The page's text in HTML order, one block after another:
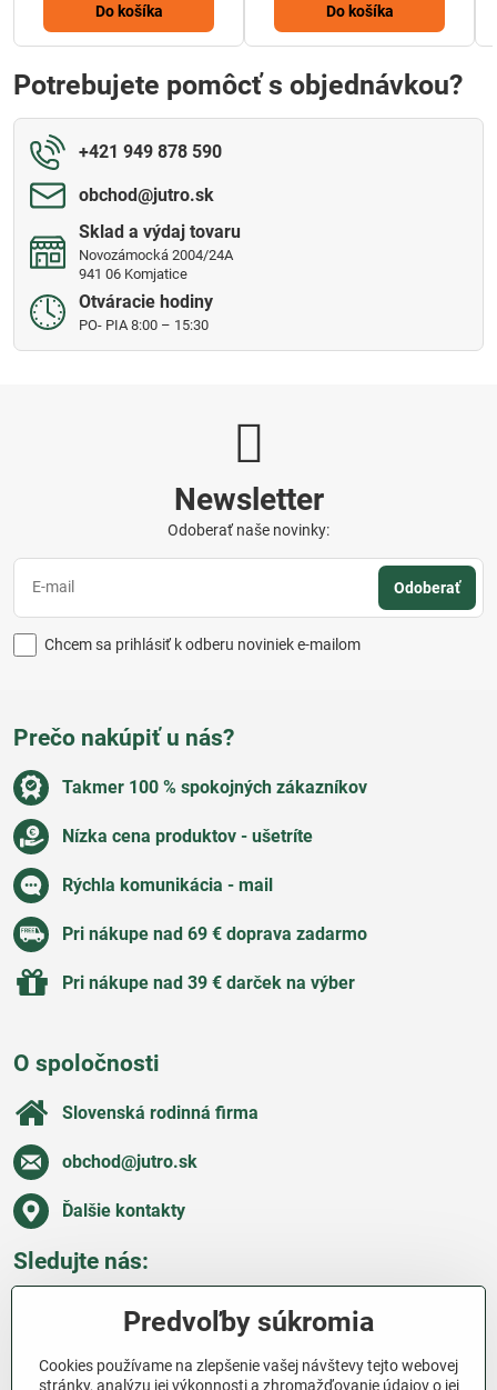
Do košíka Do košíka
Potrebujete pomôcť s objednávkou?
+421 949 878 590
obchod​@jutro​.sk
Sklad a výdaj tovaru
Novozámocká 2004/24A
941 06 Komjatice
Otváracie hodiny
PO- PIA 8:00 – 15:30
Newsletter
Odoberať naše novinky:
Odoberať
Chcem sa prihlásiť k odberu noviniek e-mailom
Prečo nakúpiť u nás?
Takmer 100 % spokojných zákazníkov
Nízka cena produktov - ušetríte
Rýchla komunikácia - mail
Pri nákupe nad 69 € doprava zadarmo
Pri nákupe nad 39 € darček na výber
O spoločnosti
Slovenská rodinná firma
obchod​@jutro​.sk
Ďalšie kontakty
Sledujte nás:
Všetko o nákupe
Predvoľby súkromia
Cookies používame na zlepšenie vašej návštevy tejto webovej
stránky, analýzu jej výkonnosti a zhromažďovanie údajov o jej